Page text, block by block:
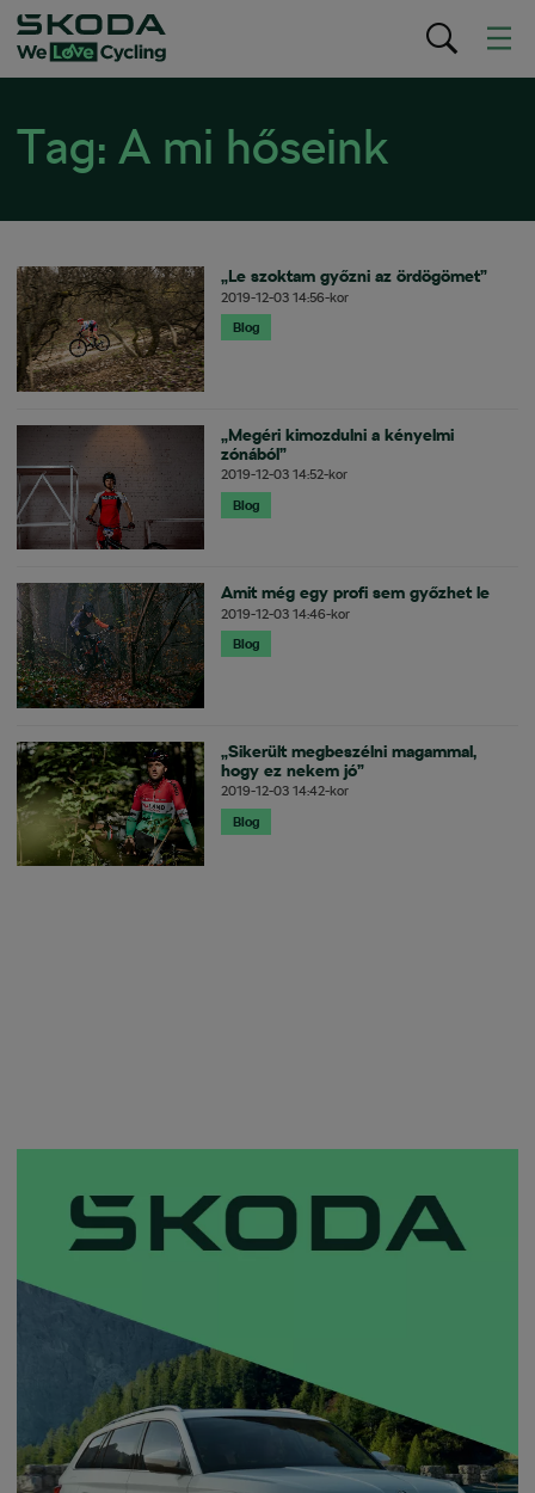
Tag: A mi hőseink
„Le szoktam győzni az ördögömet”
2019-12-03 14:56-kor
Blog
„Megéri kimozdulni a kényelmi
zónából”
2019-12-03 14:52-kor
Blog
Amit még egy profi sem győzhet le
2019-12-03 14:46-kor
Blog
„Sikerült megbeszélni magammal,
hogy ez nekem jó”
2019-12-03 14:42-kor
Blog